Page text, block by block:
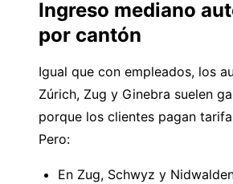
Ingreso mediano
por cantón
Igual que con empleados, los
Zúrich, Zug y Ginebra suelen
porque los clientes pagan
Pero:
En Zug, Schwyz y